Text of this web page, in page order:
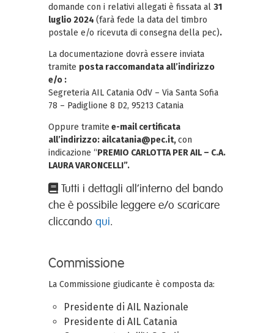
domande con i relativi allegati è fissata al 31
luglio 2024 (farà fede la data del timbro
postale e/o ricevuta di consegna della pec).
La documentazione dovrà essere inviata
tramite posta raccomandata all’indirizzo
e/o :
Segreteria AIL Catania OdV – Via Santa Sofia
78 – Padiglione 8 D2, 95213 Catania
Oppure tramite e-mail certificata
all’indirizzo: ailcatania@pec.it,con
indicazione “PREMIO CARLOTTA PER AIL – C.A.
LAURA VARONCELLI”.
Tutti i dettagli all’interno del bando
che è possibile leggere e/o scaricare
cliccando qui.
Commissione
La Commissione giudicante è composta da:
Presidente di AIL Nazionale
Presidente di AIL Catania